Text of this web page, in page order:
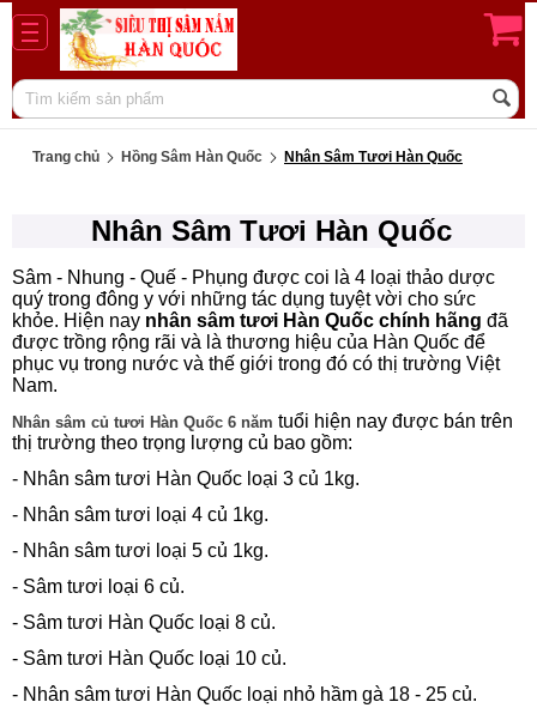
Trang chủ Hồng Sâm Hàn Quốc Nhân Sâm Tươi Hàn Quốc
Nhân Sâm Tươi Hàn Quốc
Sâm - Nhung - Quế - Phụng được coi là 4 loại thảo dược
quý trong đông y với những tác dụng tuyệt vời cho sức
khỏe. Hiện nay nhân sâm tươi Hàn Quốc chính hãng đã
được trồng rộng rãi và là thương hiệu của Hàn Quốc để
phục vụ trong nước và thế giới trong đó có thị trường Việt
Nam.
Nhân sâm củ tươi Hàn Quốc 6 năm tuổi hiện nay được bán trên
thị trường theo trọng lượng củ bao gồm:
- Nhân sâm tươi Hàn Quốc loại 3 củ 1kg.
- Nhân sâm tươi loại 4 củ 1kg.
- Nhân sâm tươi loại 5 củ 1kg.
- Sâm tươi loại 6 củ.
- Sâm tươi Hàn Quốc loại 8 củ.
- Sâm tươi Hàn Quốc loại 10 củ.
- Nhân sâm tươi Hàn Quốc loại nhỏ hầm gà 18 - 25 củ.